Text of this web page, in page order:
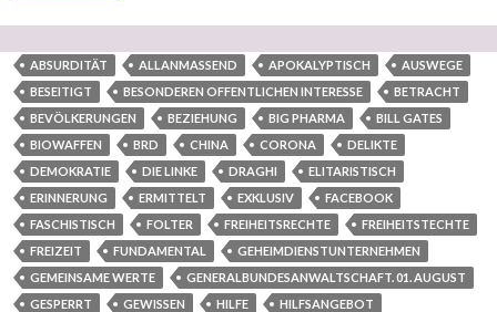
ABSURDITÄT ALLANMASSEND APOKALYPTISCH
AUSWEGE
BESEITIGT
BESONDEREN OFFENTLICHEN INTERESSE
BETRACHT
BEVÖLKERUNGEN
BEZIEHUNG BIG PHARMA
BILL GATES
BIOWAFFEN
BRD CHINA CORONA
DELIKTE
DEMOKRATIE
DIE LINKE DRAGHI
ELITARISTISCH
ERINNERUNG
ERMITTELT EXKLUSIV
FACEBOOK
FASCHISTISCH
FOLTER FREIHEITSRECHTE
FREIHEITSTECHTE
FREIZEIT
FUNDAMENTAL
GEHEIMDIENSTUNTERNEHMEN
GEMEINSAME WERTE
GENERALBUNDESANWALTSCHAFT. 01. AUGUST
GESPERRT
GEWISSEN HILFE
HILFSANGEBOT